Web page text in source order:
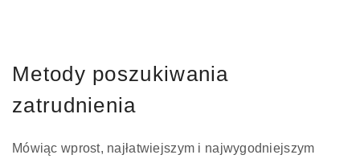
Metody poszukiwania
zatrudnienia
Mówiąc wprost, najłatwiejszym i najwygodniejszym